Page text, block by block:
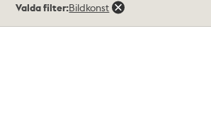
träffar
Valda filter:Bildkonst